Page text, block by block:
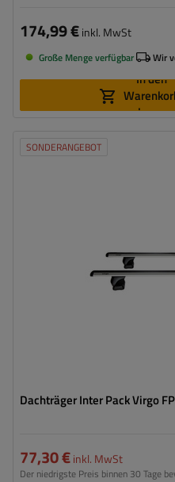
174,99 €inkl. MwSt
Große Menge verfügbar Wir
In den
legen
SONDERANGEBOT
Dachträger Inter Pack Virgo
77,30 €inkl. MwSt
Der niedrigste Preis binnen 30 Tage